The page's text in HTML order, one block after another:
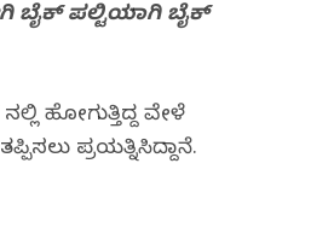
ಬೈಕ್ ಪಲ್ಟಿಯಾಗಿ ಬೈಕ್
ಹೋಗುತ್ತಿದ್ದ ವೇಳೆ
ಪ್ರಯತ್ನಿಸಿದ್ದಾನೆ.